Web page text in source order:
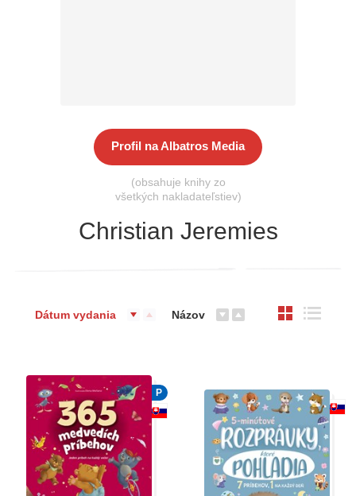
Profil na Albatros Media
(obsahuje knihy zo
všetkých nakladateľstiev)
Christian Jeremies
Dátum vydania Názov
P